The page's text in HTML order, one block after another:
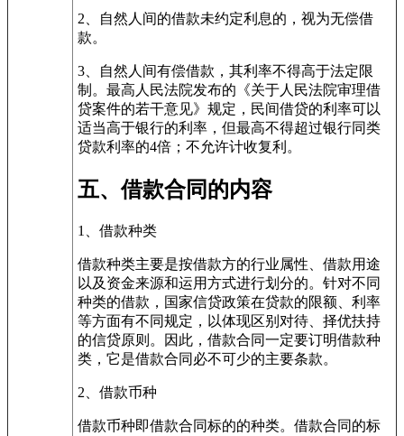
2、自然人间的借款未约定利息的，视为无偿借
款。
3、自然人间有偿借款，其利率不得高于法定限
制。最高人民法院发布的《关于人民法院审理借
贷案件的若干意见》规定，民间借贷的利率可以
适当高于银行的利率，但最高不得超过银行同类
贷款利率的4倍；不允许计收复利。
五、借款合同的内容
1、借款种类
借款种类主要是按借款方的行业属性、借款用途
以及资金来源和运用方式进行划分的。针对不同
种类的借款，国家信贷政策在贷款的限额、利率
等方面有不同规定，以体现区别对待、择优扶持
的信贷原则。因此，借款合同一定要订明借款种
类，它是借款合同必不可少的主要条款。
2、借款币种
借款币种即借款合同标的的种类。借款合同的标